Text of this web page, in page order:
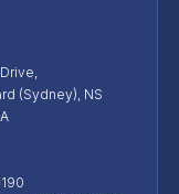
(Sydney), NS